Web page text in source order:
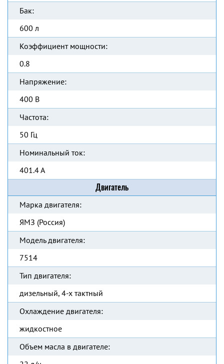
Бак:
600 л
Коэффициент мощности:
0.8
Напряжение:
400 В
Частота:
50 Гц
Номинальный ток:
401.4 А
Двигатель
Марка двигателя:
ЯМЗ (Россия)
Модель двигателя:
7514
Тип двигателя:
дизельный, 4-х тактный
Охлаждение двигателя:
жидкостное
Объем масла в двигателе: